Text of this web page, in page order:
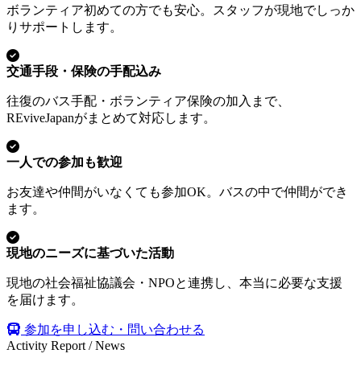
ボランティア初めての方でも安心。スタッフが現地でしっか
りサポートします。
交通手段・保険の手配込み
往復のバス手配・ボランティア保険の加入まで、
REviveJapanがまとめて対応します。
一人での参加も歓迎
お友達や仲間がいなくても参加OK。バスの中で仲間ができ
ます。
現地のニーズに基づいた活動
現地の社会福祉協議会・NPOと連携し、本当に必要な支援
を届けます。
参加を申し込む・問い合わせる
Activity Report / News